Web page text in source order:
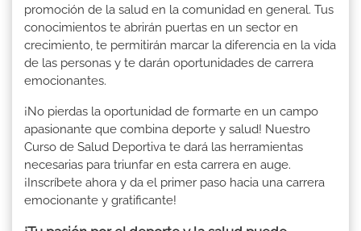
promoción de la salud en la comunidad en general. Tus
conocimientos te abrirán puertas en un sector en
crecimiento, te permitirán marcar la diferencia en la vida
de las personas y te darán oportunidades de carrera
emocionantes.
¡No pierdas la oportunidad de formarte en un campo
apasionante que combina deporte y salud! Nuestro
Curso de Salud Deportiva te dará las herramientas
necesarias para triunfar en esta carrera en auge.
¡Inscríbete ahora y da el primer paso hacia una carrera
emocionante y gratificante!